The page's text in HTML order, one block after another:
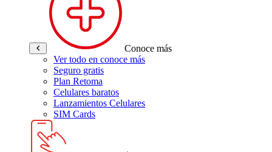
Conoce más
Ver todo en conoce más
Seguro gratis
Plan Retoma
Celulares baratos
Lanzamientos Celulares
SIM Cards